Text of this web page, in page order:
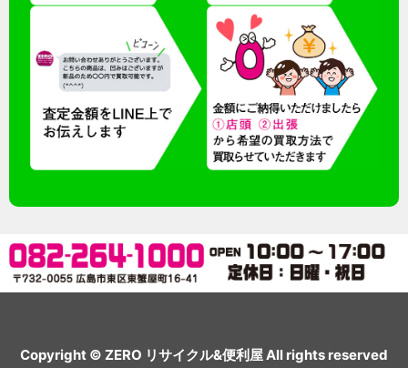
Copyright © ZERO リサイクル&便利屋 All rights reserved